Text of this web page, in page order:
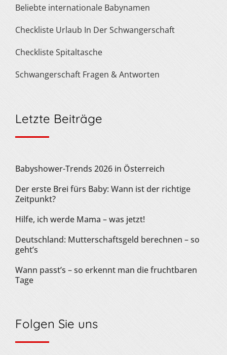
Beliebte internationale Babynamen
Checkliste Urlaub In Der Schwangerschaft
Checkliste Spitaltasche
Schwangerschaft Fragen & Antworten
Letzte Beiträge
Babyshower-Trends 2026 in Österreich
Der erste Brei fürs Baby: Wann ist der richtige
Zeitpunkt?
Hilfe, ich werde Mama – was jetzt!
Deutschland: Mutterschaftsgeld berechnen – so
geht’s
Wann passt’s – so erkennt man die fruchtbaren
Tage
Folgen Sie uns